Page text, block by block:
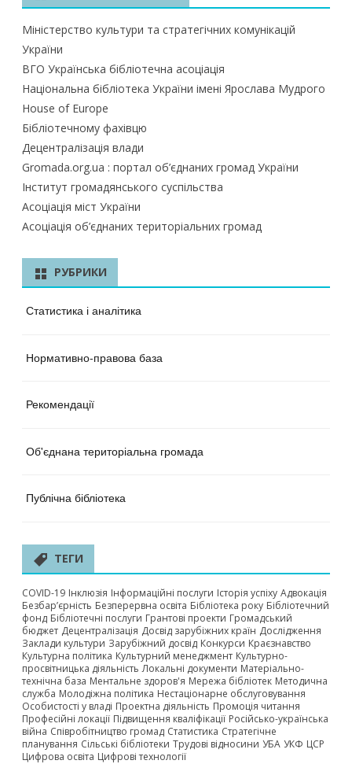
Міністерство культури та стратегічних комунікацій
України
ВГО Українська бібліотечна асоціація
Національна бібліотека України імені Ярослава Мудрого
House of Europe
Бібліотечному фахівцю
Децентралізація влади
Gromada.org.ua : портал об’єднаних громад України
Інститут громадянського суспільства
Асоціація міст України
Асоціація об’єднаних територіальних громад
РУБРИКИ
Статистика і аналітика
Нормативно-правова база
Рекомендації
Об'єднана територіальна громада
Публічна бібліотека
ТЕГИ
COVID-19 Інклюзія Інформаційні послуги Історія успіху Адвокація
Безбар’єрність Безперервна освіта Бібліотека року Бібліотечний
фонд Бібліотечні послуги Грантові проекти Громадський
бюджет Децентралізація Досвід зарубіжних країн Дослідження
Заклади культури Зарубіжний досвід Конкурси Краєзнавство
Культурна політика Культурний менеджмент Культурно-
просвітницька діяльність Локальні документи Матеріально-
технічна база Ментальне здоров'я Мережа бібліотек Методична
служба Молодіжна політика Нестаціонарне обслуговування
Особистості у владі Проектна діяльність Промоція читання
Професійні локації Підвищення кваліфікації Російсько-українська
війна Співробітництво громад Статистика Стратегічне
планування Сільські бібліотеки Трудові відносини УБА УКФ ЦСР
Цифрова освіта Цифрові технології